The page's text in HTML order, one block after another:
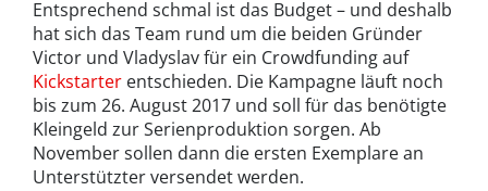
Entsprechend schmal ist das Budget – und deshalb
hat sich das Team rund um die beiden Gründer
Victor und Vladyslav für ein Crowdfunding auf
Kickstarter entschieden. Die Kampagne läuft noch
bis zum 26. August 2017 und soll für das benötigte
Kleingeld zur Serienproduktion sorgen. Ab
November sollen dann die ersten Exemplare an
Unterstützter versendet werden.